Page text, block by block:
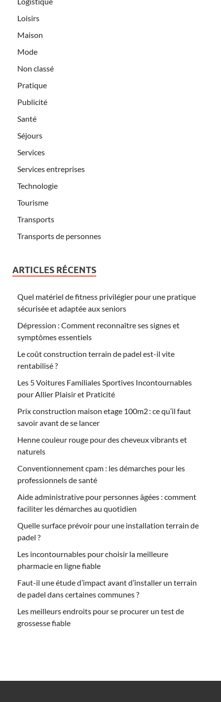
Loisirs
Maison
Mode
Non classé
Pratique
Publicité
Santé
Séjours
Services
Services entreprises
Technologie
Tourisme
Transports
Transports de personnes
ARTICLES RÉCENTS
Quel matériel de fitness privilégier pour une pratique
sécurisée et adaptée aux seniors
Dépression : Comment reconnaître ses signes et
symptômes essentiels
Le coût construction terrain de padel est-il vite
rentabilisé ?
Les 5 Voitures Familiales Sportives Incontournables
pour Allier Plaisir et Praticité
Prix construction maison etage 100m2 : ce qu’il faut
savoir avant de se lancer
Henne couleur rouge pour des cheveux vibrants et
naturels
Conventionnement cpam : les démarches pour les
professionnels de santé
Aide administrative pour personnes âgées : comment
faciliter les démarches au quotidien
Quelle surface prévoir pour une installation terrain de
padel ?
Les incontournables pour choisir la meilleure
pharmacie en ligne fiable
Faut-il une étude d’impact avant d’installer un terrain
de padel dans certaines communes ?
Les meilleurs endroits pour se procurer un test de
grossesse fiable